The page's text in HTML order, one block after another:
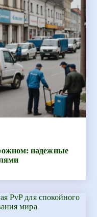
надежные